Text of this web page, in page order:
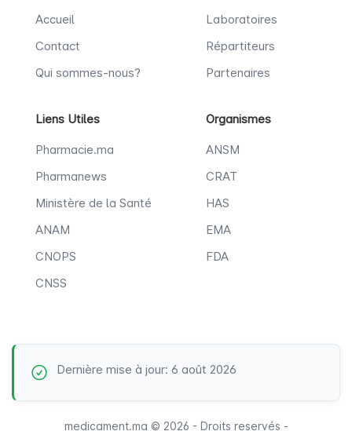
Accueil
Contact
Qui sommes-nous?
Laboratoires
Répartiteurs
Partenaires
Liens Utiles
Pharmacie.ma
Pharmanews
Ministère de la Santé
ANAM
CNOPS
CNSS
Organismes
ANSM
CRAT
HAS
EMA
FDA
Dernière mise à jour: 6 août 2026
medicament.ma © 2026 - Droits reservés -